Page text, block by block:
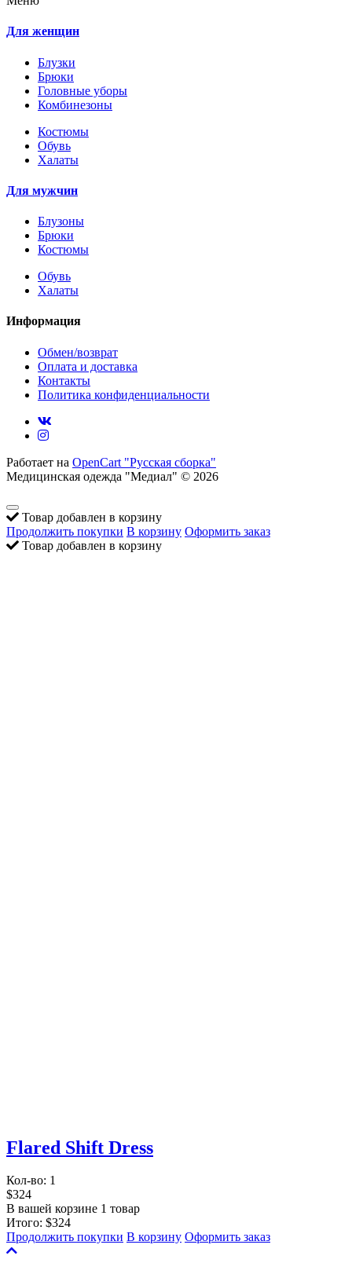
Для женщин
Блузки
Брюки
Головные уборы
Комбинезоны
Костюмы
Обувь
Халаты
Для мужчин
Блузоны
Брюки
Костюмы
Обувь
Халаты
Информация
Обмен/возврат
Оплата и доставка
Контакты
Политика конфиденциальности
Работает на OpenCart "Русская сборка"
Медицинская одежда "Медиал" © 2026
Товар добавлен в корзину
Продолжить покупки В корзину Оформить заказ
Товар добавлен в корзину
Flared Shift Dress
Кол-во: 1
$324
В вашей корзине 1 товар
Итого: $324
Продолжить покупки В корзину Оформить заказ